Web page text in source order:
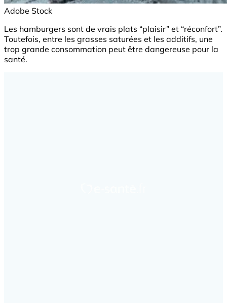
Adobe Stock
Les hamburgers sont de vrais plats “plaisir” et “réconfort”.
Toutefois, entre les grasses saturées et les additifs, une
trop grande consommation peut être dangereuse pour la
santé.